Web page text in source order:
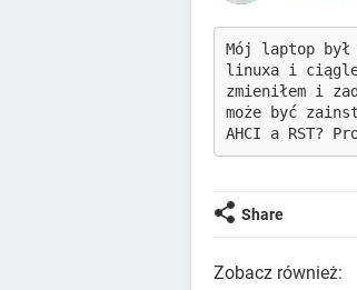
Mój laptop
linuxa i ciągle
zmieniłem i
może być
AHCI a RST?
Share
Zobacz również: